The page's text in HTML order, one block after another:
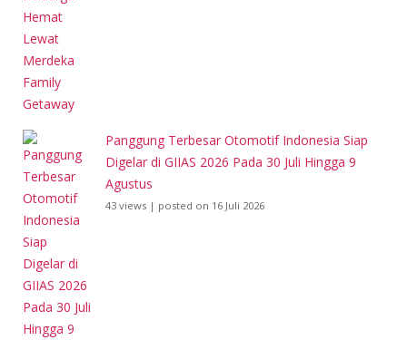
Panggung Terbesar Otomotif Indonesia Siap
Digelar di GIIAS 2026 Pada 30 Juli Hingga 9
Agustus
43 views | posted on 16 Juli 2026